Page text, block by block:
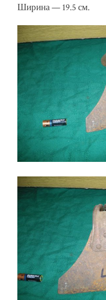
Ширина — 19.5 см.